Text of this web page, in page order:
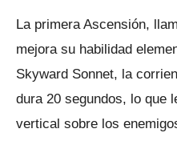
La primera Ascensión,
mejora su habilidad
Skyward Sonnet, la
dura 20 segundos, lo que
vertical sobre los